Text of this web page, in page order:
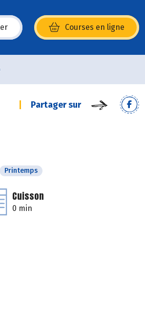
Courses en ligne
nouvelle fenêtre)
Partager sur
Printemps
Cuisson
0 min